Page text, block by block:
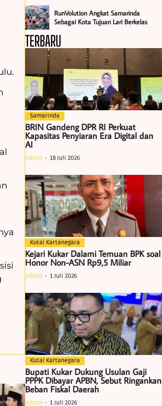
RunVolution Angkat Samarinda
Sebagai Kota Tujuan Lari Berkelas
TERBARU
Samarinda
BRIN Gandeng DPR RI Perkuat
Kapasitas Penyiaran Era Digital dan
AI
admin 18 Juli 2026
Kutai Kartanegara
Kejari Kukar Dalami Temuan BPK soal
Honor Non-ASN Rp9,5 Miliar
admin 1 Juli 2026
Kutai Kartanegara
Bupati Kukar Dukung Usulan Gaji
PPPK Dibayar APBN, Sebut Ringankan
Beban Fiskal Daerah
admin 1 Juli 2026